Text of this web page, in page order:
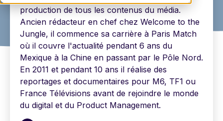
production de tous les contenus du média.
Ancien rédacteur en chef chez Welcome to the
Jungle, il commence sa carrière à Paris Match
où il couvre l'actualité pendant 6 ans du
Mexique à la Chine en passant par le Pôle Nord.
En 2011 et pendant 10 ans il réalise des
reportages et documentaires pour M6, TF1 ou
France Télévisions avant de rejoindre le monde
du digital et du Product Management.